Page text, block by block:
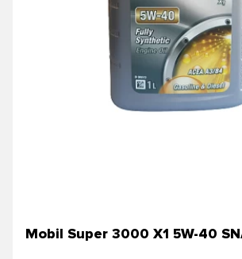
Mobil Super 3000 X1 5W-40